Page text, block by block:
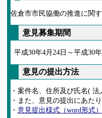
佐倉市市民協働の推進に関
意見募集期間
平成30年4月24日～平成30
意見の提出方法
・案件名、住所及び氏名(
・また、意見の提出にあた
・ 意見提出様式（word形式）